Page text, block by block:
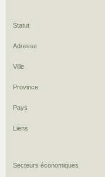
Statut
Adresse
Ville
Province
Pays
Liens
Secteurs économiques